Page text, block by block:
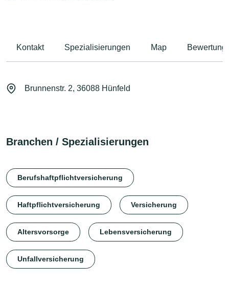
Kontakt Spezialisierungen Map
Brunnenstr. 2, 36088 Hünfeld
Branchen / Spezialisierungen
Berufshaftpflichtversicherung
Haftpflichtversicherung Versicherung
Altersvorsorge Lebensversicherung
Unfallversicherung